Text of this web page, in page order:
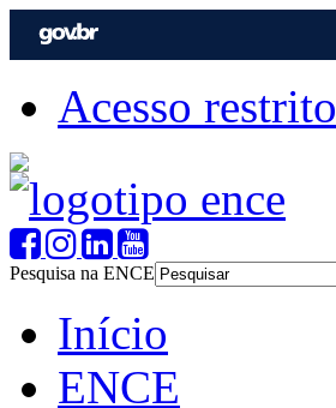
Acesso restrito
Pesquisa na ENCE
Início
ENCE